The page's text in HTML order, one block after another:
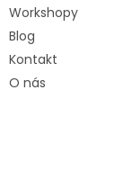
Workshopy
Blog
Kontakt
O nás